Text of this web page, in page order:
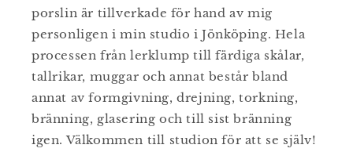
porslin är tillverkade för hand av mig
personligen i min studio i Jönköping. Hela
processen från lerklump till färdiga skålar,
tallrikar, muggar och annat består bland
annat av formgivning, drejning, torkning,
bränning, glasering och till sist bränning
igen. Välkommen till studion för att se själv!